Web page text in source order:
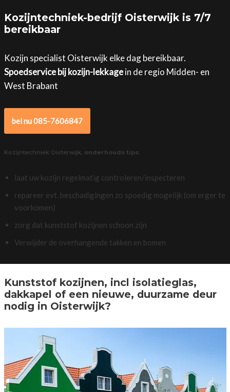
Kozijntechniek-bedrijf Oisterwijk is 7/7
bereikbaar
Kozijn specialist Oisterwijk elke dag bereikbaar.
Spoedservice bij kozijn-lekkagein de regio Midden- en
West Brabant
bel nu 085-7606847
Kozijntechniek Oisterwijk, onderhouds tips:
laat uw kozijn regelmatig controleren/inspecteren
repareer evt. beschadigingen zo spoedig mogelijk (om erger te
voorkomen)
zorg dat kunststof kozijnen schoon zijn
Verwijder de overhangende takken en bomen
Kunststof kozijnen, incl isolatieglas,
dakkapel of een nieuwe, duurzame deur
nodig in Oisterwijk?